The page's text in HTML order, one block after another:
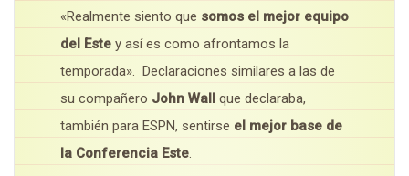
«Realmente siento que somos el mejor equipo
del Este y así es como afrontamos la
temporada». Declaraciones similares a las de
su compañero John Wall que declaraba,
también para ESPN, sentirse el mejor base de
la Conferencia Este.